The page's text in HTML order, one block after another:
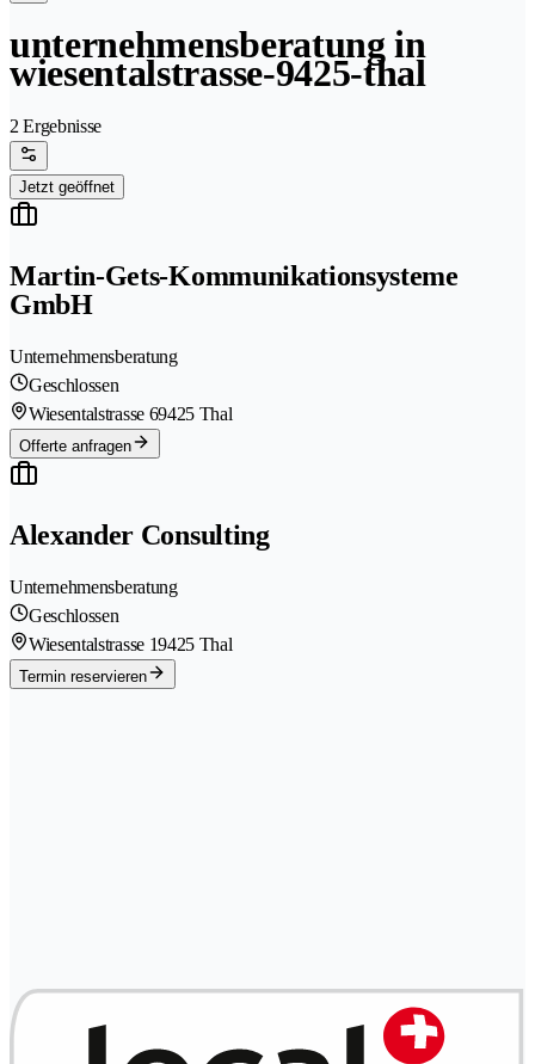
unternehmensberatung in
wiesentalstrasse-9425-thal
2 Ergebnisse
Jetzt geöffnet
Martin-Gets-Kommunikationsysteme
GmbH
Unternehmensberatung
Geschlossen
Wiesentalstrasse 69425 Thal
Offerte anfragen
Alexander Consulting
Unternehmensberatung
Geschlossen
Wiesentalstrasse 19425 Thal
Termin reservieren